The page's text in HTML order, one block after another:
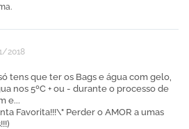
2018
tens que ter os Bags e água com gelo,
nos 5ºC + ou - durante o processo de
e...
Favorita!!!\" Perder o AMOR a umas